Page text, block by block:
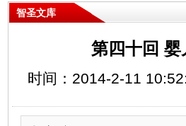
智圣文库
第四十回
时间：2014-2-11